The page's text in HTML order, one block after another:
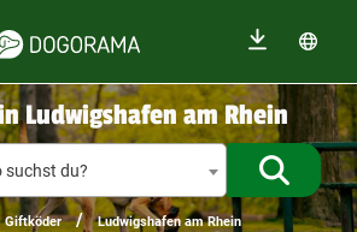
Ludwigshafen am Rhein
suchst du?
Giftköder / Ludwigshafen am Rhein